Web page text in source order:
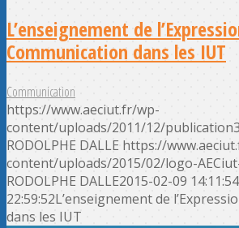
L’enseignement de
Communication dans les IUT
Communication
https://www.aeciut.fr/wp-
content/uploads/2011/12/
RODOLPHE DALLE https://
content/uploads/2015/02/logo-
RODOLPHE DALLE2015-02-09 14:11:54
22:59:52L’enseignement de
dans les IUT